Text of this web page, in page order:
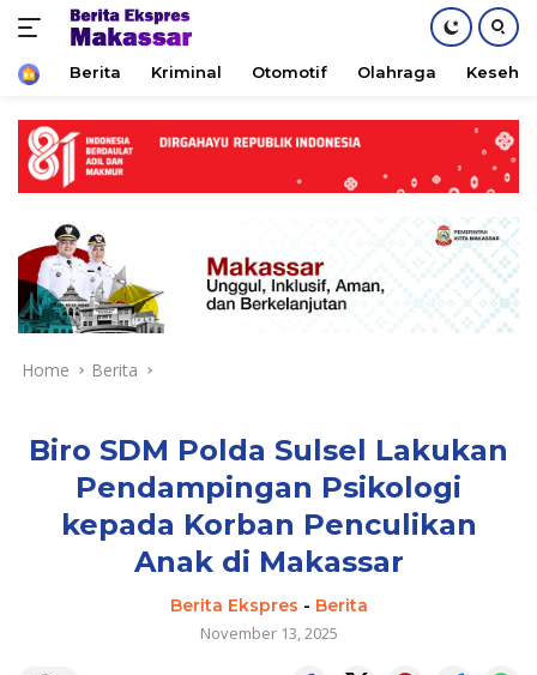
content
HomeBerita Kriminal Otomotif Olahraga
Home Berita
Biro SDM Polda Sulsel Lakukan
Pendampingan Psikologi
kepada Korban Penculikan
Anak di Makassar
Berita Ekspres - Berita
November 13, 2025